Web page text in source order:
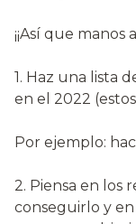
¡¡Así que manos
1. Haz una lista
en el 2022
Por ejemplo:
2. Piensa en los
conseguirlo y